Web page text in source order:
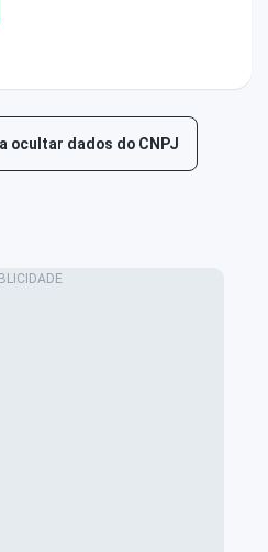
ocultar dados do CNPJ